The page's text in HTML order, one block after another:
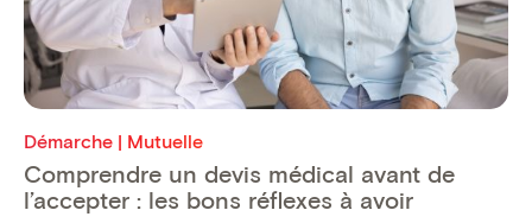
Démarche | Mutuelle
Comprendre un devis médical avant de
l’accepter : les bons réflexes à avoir